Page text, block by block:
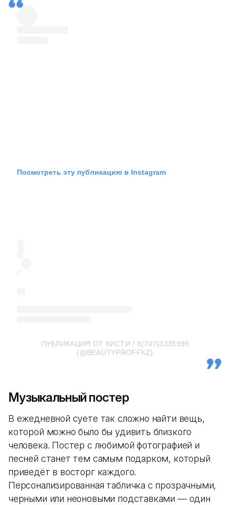
Посмотреть эту публикацию в Instagram
ПУБЛИКАЦИЯ ОТ КИСТИ / 8(707)3335999
(@BEAUTYPROFFKZ)
Музыкальный постер
В ежедневной суете так сложно найти вещь,
которой можно было бы удивить близкого
человека. Постер с любимой фотографией и
песней станет тем самым подарком, который
приведёт в восторг каждого.
Персонализированная табличка с прозрачными,
черными или неоновыми подставками — один